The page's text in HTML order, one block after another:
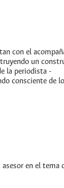
con el
un
la periodista -
consciente de
en el tema